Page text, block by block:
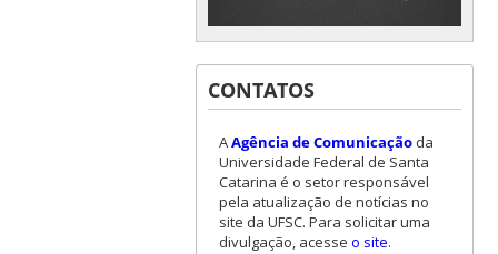
CONTATOS
AAgência de Comunicaçãoda
Universidade Federal de Santa
Catarina é o setor responsável
pela atualização de notícias no
site da UFSC. Para solicitar uma
divulgação, acesse o site.